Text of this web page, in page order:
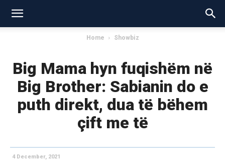
Home Showbiz
Big Mama hyn fuqishëm në
Big Brother: Sabianin do e
puth direkt, dua të bëhem
çift me të
4 December, 2021